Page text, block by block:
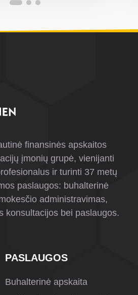
finansinės apskaitos
įmonių grupė, vienijanti
ir turinti 37 metų
paslaugos: buhalterinė
administravimas,
konsultacijos bei paslaugos.
PASLAUGOS
Buhalterinė apskaita